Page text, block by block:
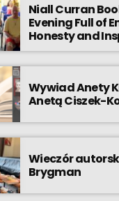
Niall Curran
Evening Full of
Honesty and
Wywiad Anety
Anetą Ciszek-
Wieczór
Brygman